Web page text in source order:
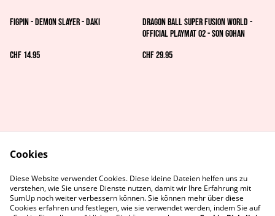
FiGPiN - Demon Slayer - Daki
CHF 14.95
Dragon Ball Super Fusion World -
Official Playmat 02 - Son Gohan
CHF 29.95
Datenschutz
Cookie-Richtlinie
Kontaktiere uns
Cookies
Diese Website verwendet Cookies. Diese kleine Dateien helfen uns zu
verstehen, wie Sie unsere Dienste nutzen, damit wir Ihre Erfahrung mit
SumUp noch weiter verbessern können. Sie können mehr über diese
Cookies erfahren und festlegen, wie sie verwendet werden, indem Sie auf